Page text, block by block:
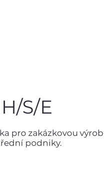
S/E
pro zakázkovou
podniky.